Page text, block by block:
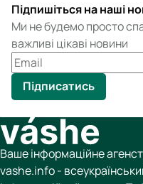
Підпишіться на наші
Ми не будемо просто
важливі цікаві новини
Підписатись
Ваше інформаційне
vashe.info -